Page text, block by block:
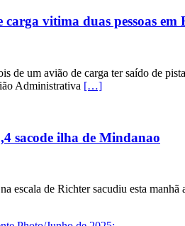
carga vitima duas pessoas em
de um avião de carga ter saído de
Administrativa […]
sacode ilha de Mindanao
escala de Richter sacudiu esta